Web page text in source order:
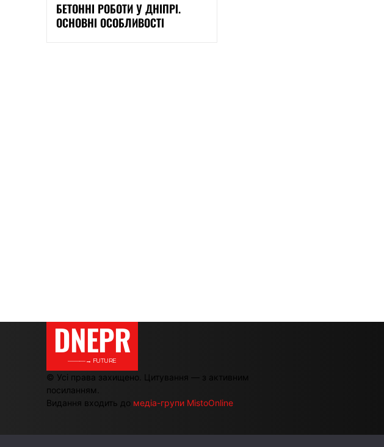
БЕТОННІ РОБОТИ У ДНІПРІ.
ОСНОВНІ ОСОБЛИВОСТІ
DNEPR
———→ FUTURE
© Усі права захищено. Цитування — з активним
посиланням.
Видання входить до медіа-групи MistoOnline